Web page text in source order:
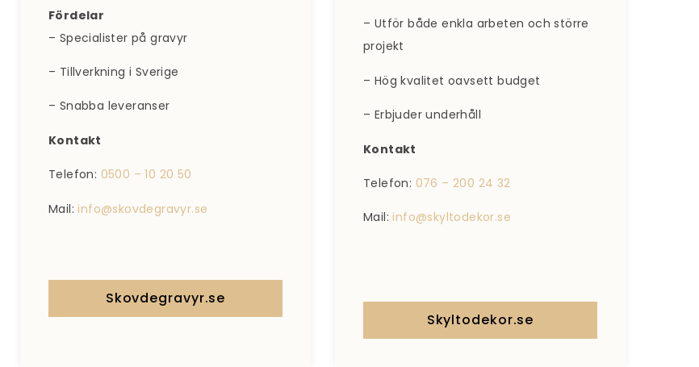
Fördelar
– Specialister på gravyr
– Tillverkning i Sverige
– Snabba leveranser
Kontakt
Telefon: 0500 – 10 20 50
Mail:info@skovdegravyr.se
Skovdegravyr.se
– Utför både enkla arbeten och större
projekt
– Hög kvalitet oavsett budget
– Erbjuder underhåll
Kontakt
Telefon: 076 – 200 24 32
Mail:info@skyltodekor.se
Skyltodekor.se